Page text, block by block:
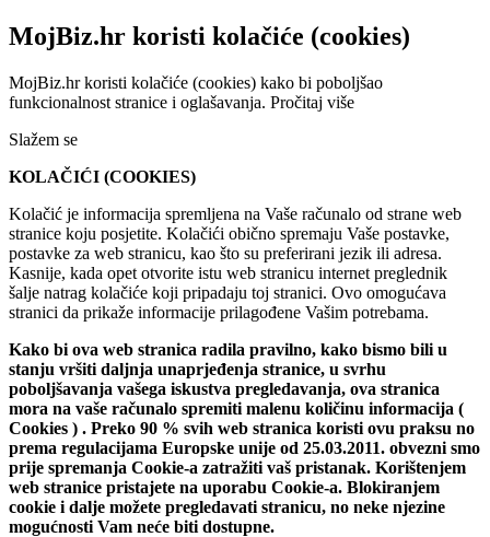
MojBiz.hr koristi kolačiće (cookies)
MojBiz.hr koristi kolačiće (cookies) kako bi poboljšao
funkcionalnost stranice i oglašavanja. Pročitaj više
Slažem se
KOLAČIĆI (COOKIES)
Kolačić je informacija spremljena na Vaše računalo od strane web
stranice koju posjetite. Kolačići obično spremaju Vaše postavke,
postavke za web stranicu, kao što su preferirani jezik ili adresa.
Kasnije, kada opet otvorite istu web stranicu internet preglednik
šalje natrag kolačiće koji pripadaju toj stranici. Ovo omogućava
stranici da prikaže informacije prilagođene Vašim potrebama.
Kako bi ova web stranica radila pravilno, kako bismo bili u
stanju vršiti daljnja unaprjeđenja stranice, u svrhu
poboljšavanja vašega iskustva pregledavanja, ova stranica
mora na vaše računalo spremiti malenu količinu informacija (
Cookies ) . Preko 90 % svih web stranica koristi ovu praksu no
prema regulacijama Europske unije od 25.03.2011. obvezni smo
prije spremanja Cookie-a zatražiti vaš pristanak. Korištenjem
web stranice pristajete na uporabu Cookie-a. Blokiranjem
cookie i dalje možete pregledavati stranicu, no neke njezine
mogućnosti Vam neće biti dostupne.